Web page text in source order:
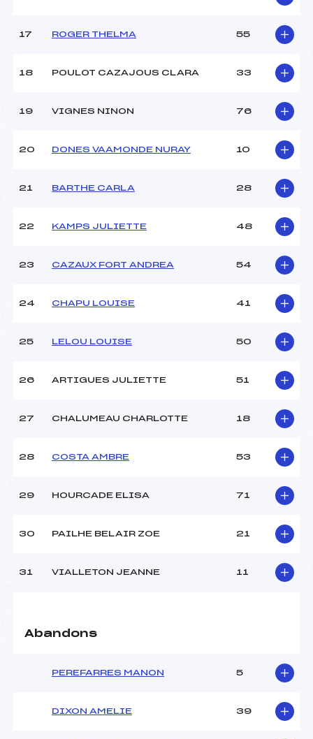
17 ROGER THELMA 55
18 POULOT CAZAJOUS CLARA 33
19 VIGNES NINON 76
20 DONES VAAMONDE NURAY 10
21 BARTHE CARLA 28
22 KAMPS JULIETTE 48
23 CAZAUX FORT ANDREA 54
24 CHAPU LOUISE 41
25 LELOU LOUISE 50
26 ARTIGUES JULIETTE 51
27 CHALUMEAU CHARLOTTE 18
28 COSTA AMBRE 53
29 HOURCADE ELISA 71
30 PAILHE BELAIR ZOE 21
31 VIALLETON JEANNE 11
Abandons
PEREFARRES MANON 5
DIXON AMELIE 39